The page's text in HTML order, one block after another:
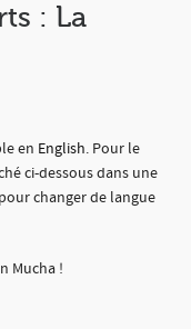
: La
en English. Pour le
ci-dessous dans une
changer de langue
Mucha !